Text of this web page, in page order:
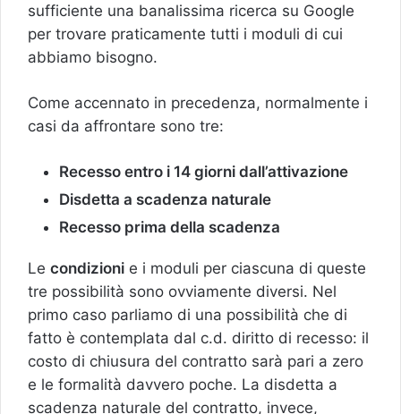
sufficiente una banalissima ricerca su Google
per trovare praticamente tutti i moduli di cui
abbiamo bisogno.
Come accennato in precedenza, normalmente i
casi da affrontare sono tre:
Recesso entro i 14 giorni dall’attivazione
Disdetta a scadenza naturale
Recesso prima della scadenza
Le condizioni e i moduli per ciascuna di queste
tre possibilità sono ovviamente diversi. Nel
primo caso parliamo di una possibilità che di
fatto è contemplata dal c.d. diritto di recesso: il
costo di chiusura del contratto sarà pari a zero
e le formalità davvero poche. La disdetta a
scadenza naturale del contratto, invece,